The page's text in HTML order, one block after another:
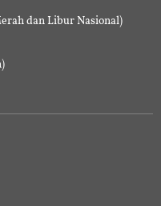
dan Libur Nasional)